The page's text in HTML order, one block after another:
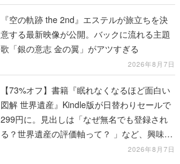
『空の軌跡 the 2nd』エステルが旅立ちを決
意する最新映像が公開。バックに流れる主題
歌「銀の意志 金の翼」がアツすぎる
2026年8月7日
【73%オフ】書籍『眠れなくなるほど面白い
図解 世界遺産』Kindle版が日替わりセールで
299円に。見出しは「なぜ無名でも登録され
る？世界遺産の評価軸って？ 」など、興味を
2026年8月7日